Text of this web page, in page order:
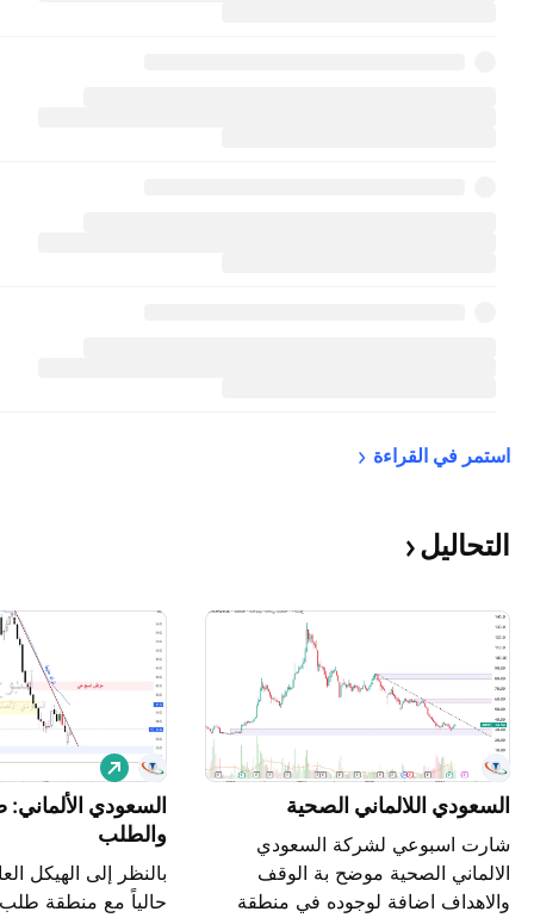
استمر في القراءة
التحاليل
السعودي اللالماني الصحية
شارت اسبوعي لشركة السعودي
الالماني الصحية موضح بة الوقف
والاهداف اضافة لوجوده في منطقة
السعودي الألماني:
والطلب
بالنظر إلى الهيكل
ش
ر
ا
ء